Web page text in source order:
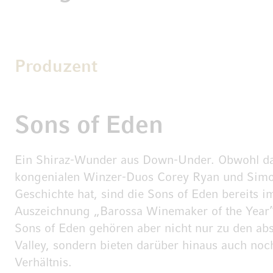
Produzent
Sons of Eden
Ein Shiraz-Wunder aus Down-Under. Obwohl
kongenialen Winzer-Duos Corey Ryan und
Geschichte hat, sind die Sons of Eden bereits
Auszeichnung „Barossa Winemaker of the
Sons of Eden gehören aber nicht nur zu den
Valley, sondern bieten darüber hinaus auch
Verhältnis.